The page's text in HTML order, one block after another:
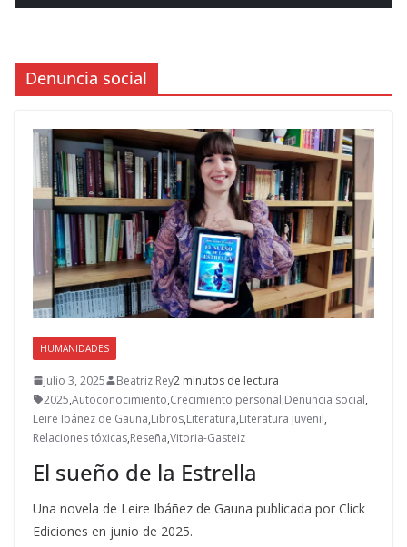
Denuncia social
HUMANIDADES
julio 3, 2025 Beatriz Rey2 minutos de lectura
2025,Autoconocimiento,Crecimiento personal,Denuncia social,
Leire Ibáñez de Gauna,Libros,Literatura,Literatura juvenil,
Relaciones tóxicas,Reseña,Vitoria-Gasteiz
El sueño de la Estrella
Una novela de Leire Ibáñez de Gauna publicada por Click
Ediciones en junio de 2025.